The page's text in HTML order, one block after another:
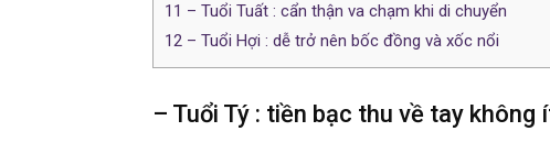
11 – Tuổi Tuất : cẩn thận va chạm khi di chuyển
12 – Tuổi Hợi : dễ trở nên bốc đồng và xốc nổi
– Tuổi Tý : tiền bạc thu về tay không